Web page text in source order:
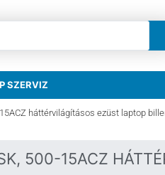
SZERVIZ
háttérvilágításos ezüst laptop
500-15ACZ